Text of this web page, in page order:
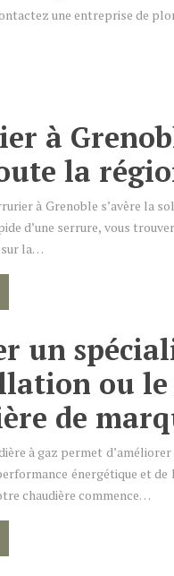
une entreprise de
à
la
à Grenoble s’avère la
d’une serrure, vous
sur la…
un
ou le
de
à gaz permet
énergétique et
chaudière commence…